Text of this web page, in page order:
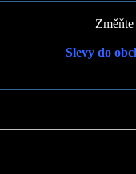
Slevy do